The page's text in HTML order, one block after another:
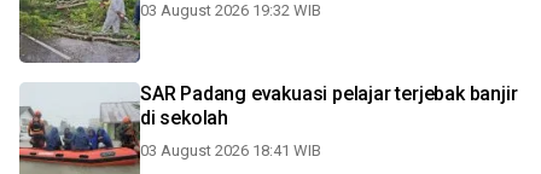
03 August 2026 19:32 WIB
SAR Padang evakuasi pelajar terjebak banjir
di sekolah
03 August 2026 18:41 WIB